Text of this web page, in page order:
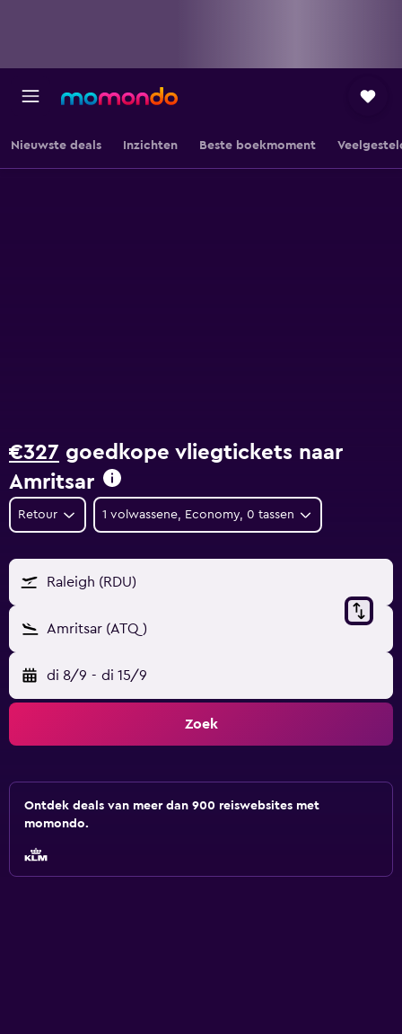
Nieuwste deals Inzichten Beste boekmoment
€327 goedkope vliegtickets naar
Amritsar
Retour 1 volwassene, Economy, 0 tassen
Raleigh (RDU)
Amritsar (ATQ)
di 8/9 - di 15/9
Zoek
Ontdek deals van meer dan 900 reiswebsites met
momondo.